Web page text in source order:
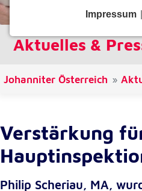
Aktuelles &
Johanniter Österreich
Verstärkung
Philip Scheriau, MA,
Notwendige Cookies
Funktionen und sind für
gaOptout
Zweck:
Dieser Cookie speichert
Opt-Out
Impressum